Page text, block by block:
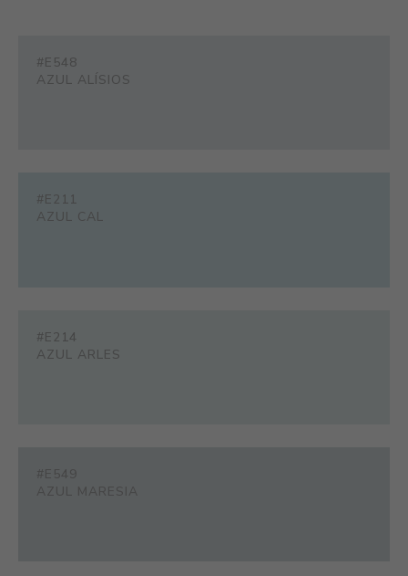
#E548
AZUL ALÍSIOS
#E211
AZUL CAL
#E214
AZUL ARLES
#E549
AZUL MARESIA